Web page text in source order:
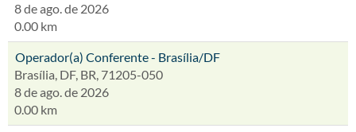
8 de ago. de 2026
0.00 km
Operador(a) Conferente - Brasília/DF
Brasília, DF, BR, 71205-050
8 de ago. de 2026
0.00 km